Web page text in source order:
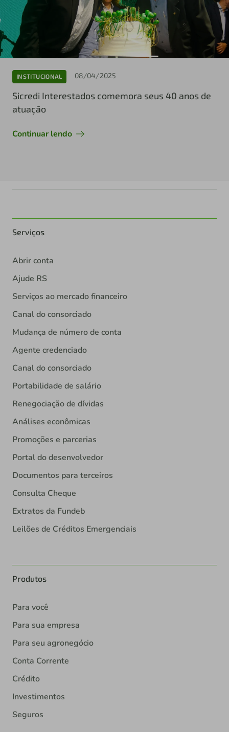
INSTITUCIONAL 08/04/2025
Sicredi Interestados comemora seus 40 anos de
atuação
Continuar lendo
Serviços
Abrir conta
Ajude RS
Serviços ao mercado financeiro
Canal do consorciado
Mudança de número de conta
Agente credenciado
Canal do consorciado
Portabilidade de salário
Renegociação de dívidas
Análises econômicas
Promoções e parcerias
Portal do desenvolvedor
Documentos para terceiros
Consulta Cheque
Extratos da Fundeb
Leilões de Créditos Emergenciais
Produtos
Para você
Para sua empresa
Para seu agronegócio
Conta Corrente
Crédito
Investimentos
Seguros